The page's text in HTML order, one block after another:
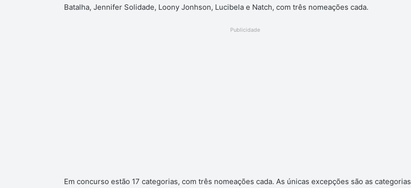
Batalha, Jennifer Solidade, Loony Jonhson, Lucibela e Natch, com três nomeações cada.
Publicidade
Em concurso estão 17 categorias, com três nomeações cada. As únicas excepções são as categorias